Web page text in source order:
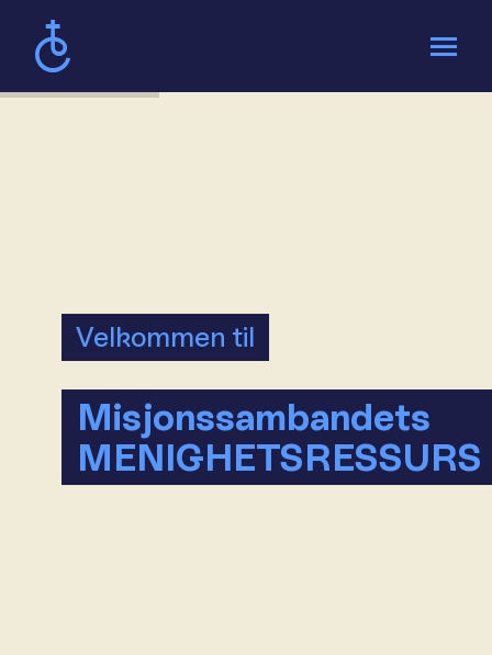
Tilsluttet Misjonssambandet
Velkommen til
Misjonssambandets
MENIGHETSRESSURS